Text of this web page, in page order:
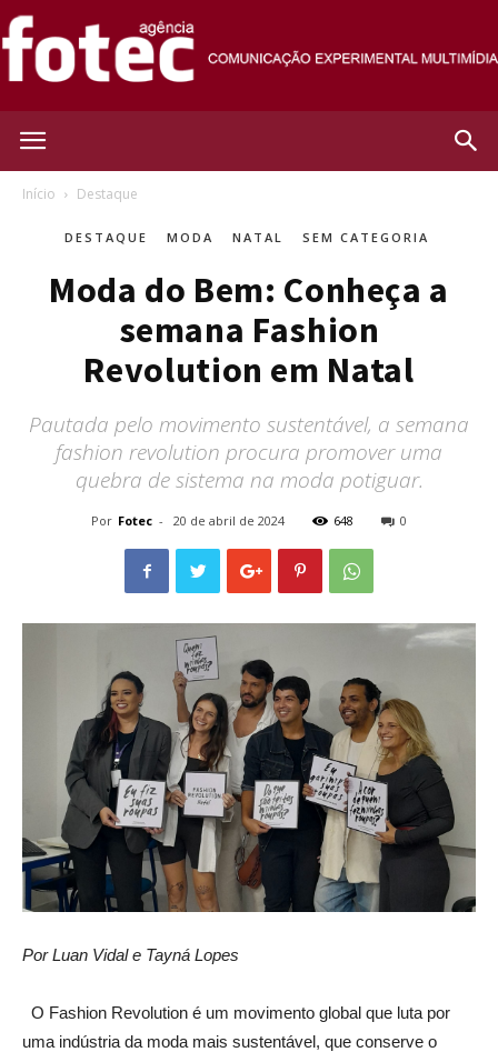
Início Destaque
DESTAQUE MODA NATAL SEM CATEGORIA
Moda do Bem: Conheça a
semana Fashion
Revolution em Natal
Pautada pelo movimento sustentável, a semana
fashion revolution procura promover uma
quebra de sistema na moda potiguar.
Por Fotec - 20 de abril de 2024 648 0
Por Luan Vidal e Tayná Lopes
O Fashion Revolution é um movimento global que luta por
uma indústria da moda mais sustentável, que conserve o